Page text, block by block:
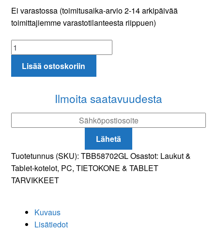
Ei varastossa (toimitusaika-arvio 2-14 arkipäivää
toimittajiemme varastotilanteesta riippuen)
Targus
Cypress
Convertible
Lisää ostoskoriin
Ilmoita saatavuudesta
Lähetä
Tuotetunnus (SKU): TBB58702GLOsastot: Laukut &
Tablet-kotelot, PC, TIETOKONE & TABLET
TARVIKKEET
Kuvaus
Lisätiedot